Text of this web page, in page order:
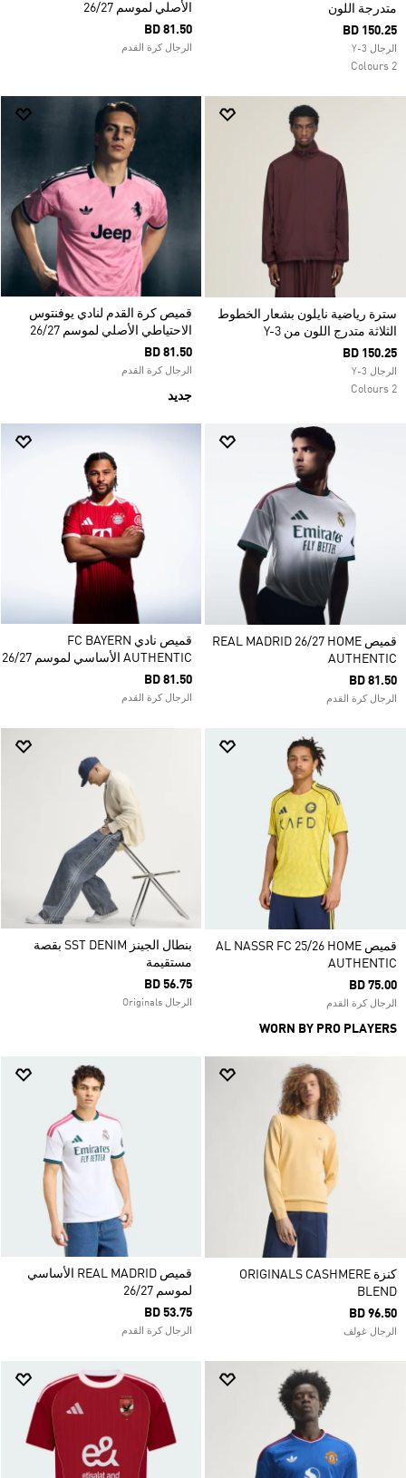
متدرجة اللون
BD 150.25
الرجال Y-3
2 Colours
الأصلي لموسم 26/27
BD 81.50
الرجال كرة القدم
سترة رياضية نايلون بشعار الخطوط
الثلاثة متدرج اللون من Y-3
BD 150.25
الرجال Y-3
2 Colours
قميص كرة القدم لنادي يوفنتوس
الاحتياطي الأصلي لموسم 26/27
BD 81.50
الرجال كرة القدم
جديد
قميص REAL MADRID 26/27 HOME
AUTHENTIC
BD 81.50
الرجال كرة القدم
قميص نادي FC BAYERN
AUTHENTIC الأساسي لموسم 26/27
BD 81.50
الرجال كرة القدم
قميص AL NASSR FC 25/26 HOME
AUTHENTIC
BD 75.00
الرجال كرة القدم
WORN BY PRO PLAYERS
بنطال الجينز SST DENIM بقصة
مستقيمة
BD 56.75
الرجال Originals
كنزة ORIGINALS CASHMERE
BLEND
BD 96.50
الرجال غولف
قميص REAL MADRID الأساسي
لموسم 26/27
BD 53.75
الرجال كرة القدم